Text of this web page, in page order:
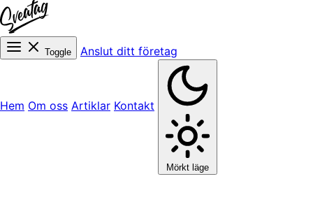
Toggle Anslut ditt företag
Hem Om oss Artiklar Kontakt
Mörkt läge